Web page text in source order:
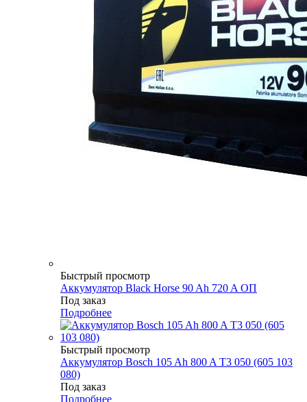
Быстрый просмотр
Аккумулятор Black Horse 90 Ah 720 A ОП
Под заказ
Подробнее
Быстрый просмотр
Аккумулятор Bosch 105 Ah 800 A T3 050 (605 103
080)
Под заказ
Подробнее